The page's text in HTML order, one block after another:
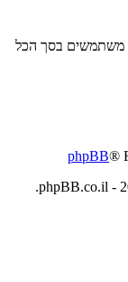
משתמשים בסך הכל
phpBB®